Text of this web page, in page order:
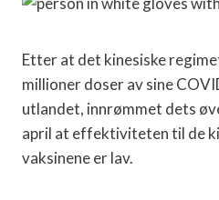
Etter at det kinesiske
millioner doser av sine
utlandet, innrømmet dets
april at effektiviteten til de
vaksinene er lav.